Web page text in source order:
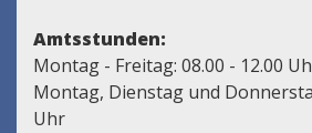
Amtsstunden:
Montag - Freitag: 08.00 - 12.00
Montag, Dienstag und
Uhr